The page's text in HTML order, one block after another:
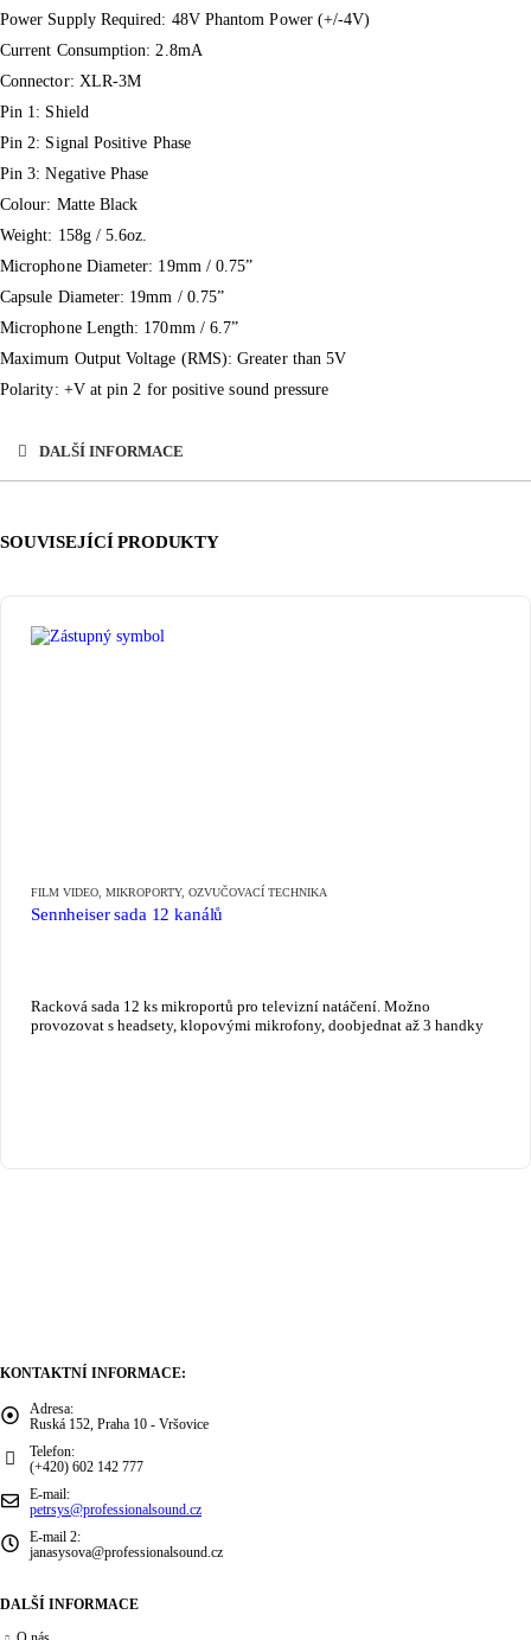
Power Supply Required: 48V Phantom Power (+/-4V)
Current Consumption: 2.8mA
Connector: XLR-3M
Pin 1: Shield
Pin 2: Signal Positive Phase
Pin 3: Negative Phase
Colour: Matte Black
Weight: 158g / 5.6oz.
Microphone Diameter: 19mm / 0.75”
Capsule Diameter: 19mm / 0.75”
Microphone Length: 170mm / 6.7”
Maximum Output Voltage (RMS): Greater than 5V
Polarity: +V at pin 2 for positive sound pressure
DALŠÍ INFORMACE
SOUVISEJÍCÍ PRODUKTY
FILM VIDEO, MIKROPORTY, OZVUČOVACÍ TECHNIKA
Sennheiser sada 12 kanálů
Racková sada 12 ks mikroportů pro televizní natáčení. Možno
provozovat s headsety, klopovými mikrofony, doobjednat až 3 handky
KONTAKTNÍ INFORMACE:
Adresa:
Ruská 152, Praha 10 - Vršovice
Telefon:
(+420) 602 142 777
E-mail:
petrsys@professionalsound.cz
E-mail 2:
janasysova@professionalsound.cz
DALŠÍ INFORMACE